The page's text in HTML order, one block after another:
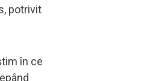
potrivit
în ce